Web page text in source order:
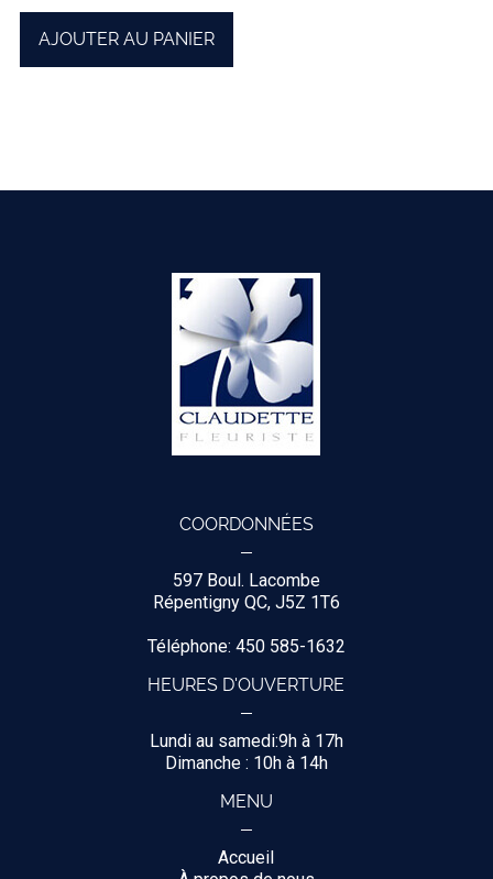
AJOUTER AU PANIER
COORDONNÉES
597 Boul. Lacombe
Répentigny QC, J5Z 1T6
Téléphone: 450 585-1632
HEURES D'OUVERTURE
Lundi au samedi:9h à 17h
Dimanche : 10h à 14h
MENU
Accueil